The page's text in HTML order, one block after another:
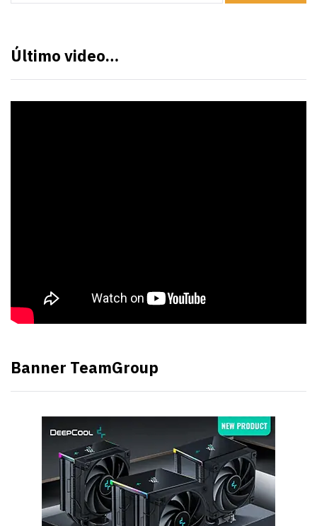
Último video…
Banner TeamGroup